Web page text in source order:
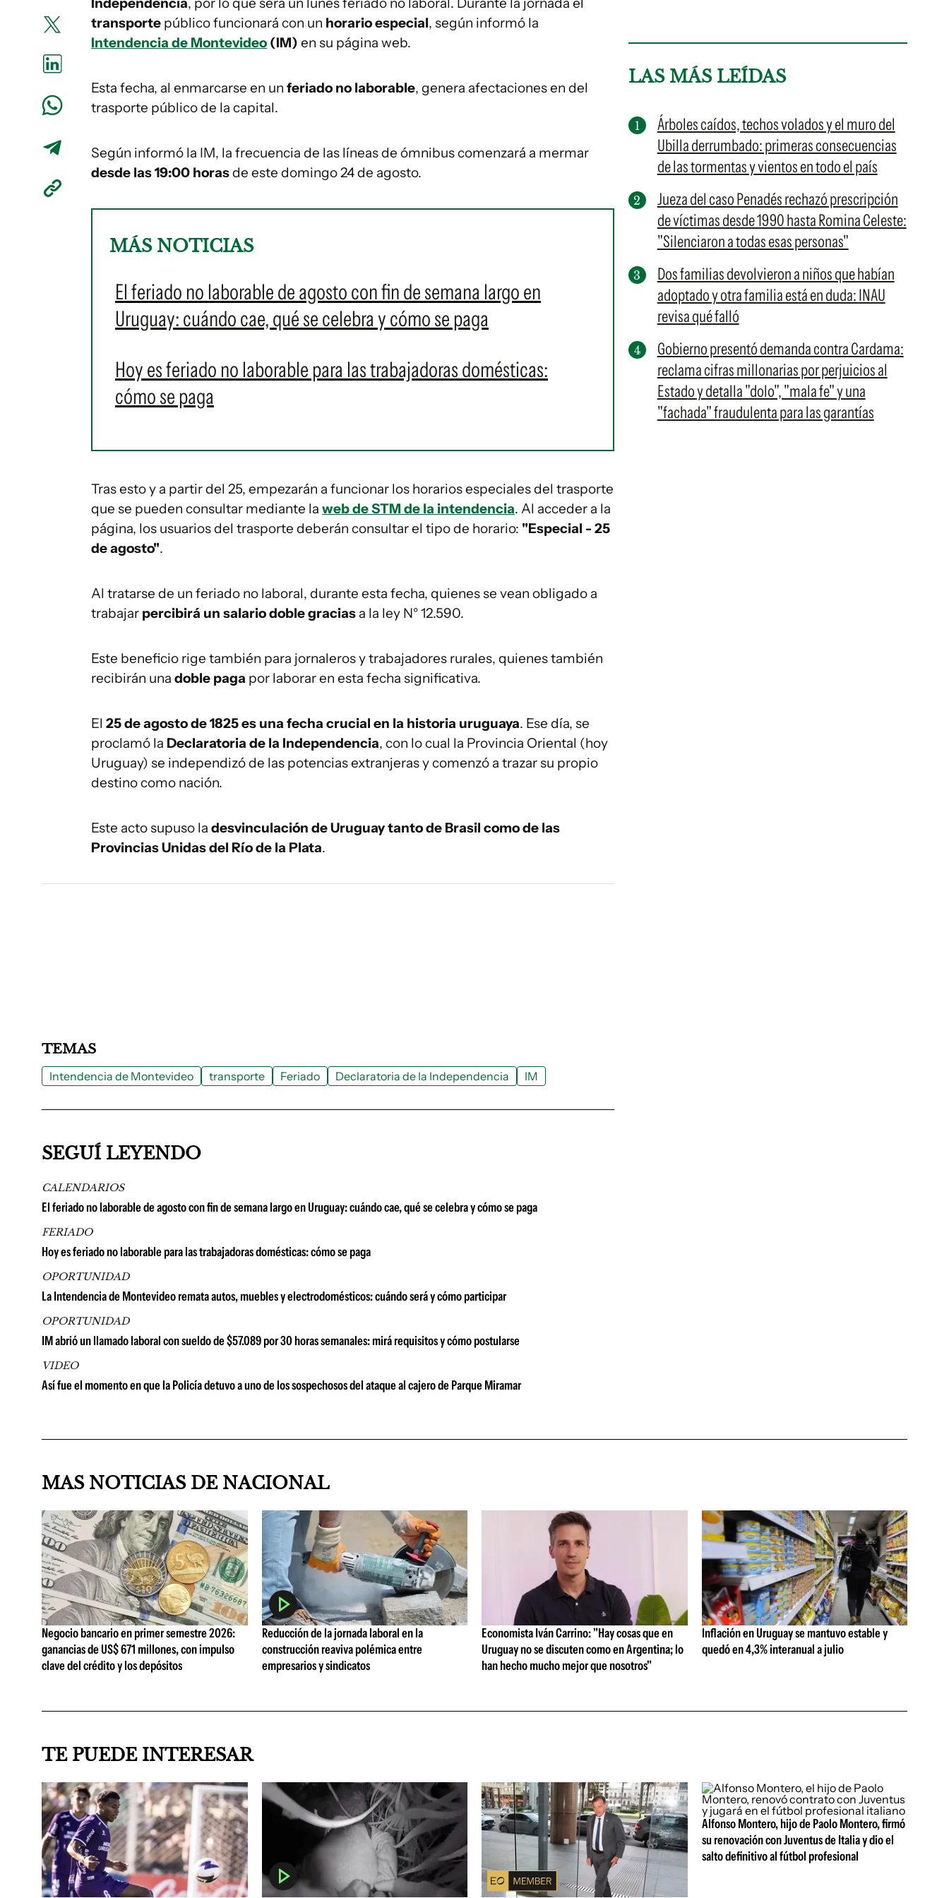
transporte público funcionará con un horario especial, según informó la
Intendencia de Montevideo (IM) en su página web.
Esta fecha, al enmarcarse en un feriado no laborable, genera afectaciones en del
trasporte público de la capital.
Según informó la IM, la frecuencia de las líneas de ómnibus comenzará a mermar
desde las 19:00 horasde este domingo 24 de agosto.
MÁS NOTICIAS
El feriado no laborable de agosto con fin de semana largo en
Uruguay: cuándo cae, qué se celebra y cómo se paga
Hoy es feriado no laborable para las trabajadoras domésticas:
cómo se paga
Tras esto y a partir del 25, empezarán a funcionar los horarios especiales del trasporte
que se pueden consultar mediante la web de STM de la intendencia. Al acceder a la
página, los usuarios del trasporte deberán consultar el tipo de horario: "Especial - 25
de agosto".
Al tratarse de un feriado no laboral, durante esta fecha, quienes se vean obligado a
trabajar percibirá un salario doble gracias a la ley N° 12.590.
Este beneficio rige también para jornaleros y trabajadores rurales, quienes también
recibirán una doble paga por laborar en esta fecha significativa.
El 25 de agosto de 1825 es una fecha crucial en la historia uruguaya. Ese día, se
proclamó la Declaratoria de la Independencia, con lo cual la Provincia Oriental (hoy
Uruguay) se independizó de las potencias extranjeras y comenzó a trazar su propio
destino como nación.
Este acto supuso la desvinculación de Uruguay tanto de Brasil como de las
Provincias Unidas del Río de la Plata.
LAS MÁS LEÍDAS
Árboles caídos, techos volados y el muro del
Ubilla derrumbado: primeras consecuencias
de las tormentas y vientos en todo el país
Jueza del caso Penadés rechazó prescripción
de víctimas desde 1990 hasta Romina Celeste:
"Silenciaron a todas esas personas"
Dos familias devolvieron a niños que habían
adoptado y otra familia está en duda: INAU
revisa qué falló
Gobierno presentó demanda contra Cardama:
reclama cifras millonarias por perjuicios al
Estado y detalla "dolo", "mala fe" y una
"fachada" fraudulenta para las garantías
TEMAS
Intendencia de Montevideo transporte Feriado Declaratoria de la Independencia IM
SEGUÍ LEYENDO
CALENDARIOS
El feriado no laborable de agosto con fin de semana largo en Uruguay: cuándo cae, qué se celebra y cómo se paga
FERIADO
Hoy es feriado no laborable para las trabajadoras domésticas: cómo se paga
OPORTUNIDAD
La Intendencia de Montevideo remata autos, muebles y electrodomésticos: cuándo será y cómo participar
OPORTUNIDAD
IM abrió un llamado laboral con sueldo de $57.089 por 30 horas semanales: mirá requisitos y cómo postularse
VIDEO
Así fue el momento en que la Policía detuvo a uno de los sospechosos del ataque al cajero de Parque Miramar
MAS NOTICIAS DE NACIONAL
Negocio bancario en primer semestre 2026:
ganancias de US$ 671 millones, con impulso
clave del crédito y los depósitos
Reducción de la jornada laboral en la
construcción reaviva polémica entre
empresarios y sindicatos
Economista Iván Carrino: "Hay cosas que en
Uruguay no se discuten como en Argentina; lo
han hecho mucho mejor que nosotros"
Inflación en Uruguay se mantuvo estable y
quedó en 4,3% interanual a julio
TE PUEDE INTERESAR
Alfonso Montero, hijo de Paolo Montero, firmó
su renovación con Juventus de Italia y dio el
salto definitivo al fútbol profesional